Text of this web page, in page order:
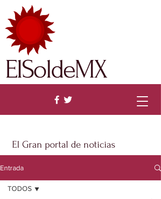
El Gran portal de noticias
ElSoldeMX
Entrada
TODOS